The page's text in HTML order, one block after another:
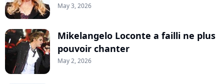
May 3, 2026
Mikelangelo Loconte a failli ne plus
pouvoir chanter
May 2, 2026